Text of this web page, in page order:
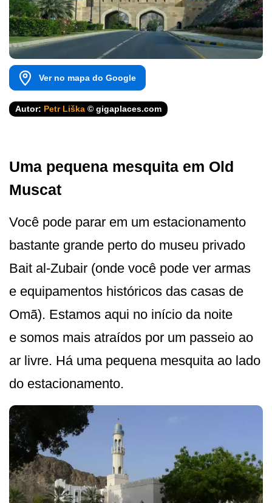
Ver no mapa do Google
Autor: Petr Liška © gigaplaces.com
Uma pequena mesquita em Old
Muscat
Você pode parar em um estacionamento
bastante grande perto do museu privado
Bait al-Zubair (onde você pode ver armas
e equipamentos históricos das casas de
Omã). Estamos aqui no início da noite
e somos mais atraídos por um passeio ao
ar livre. Há uma pequena mesquita ao lado
do estacionamento.